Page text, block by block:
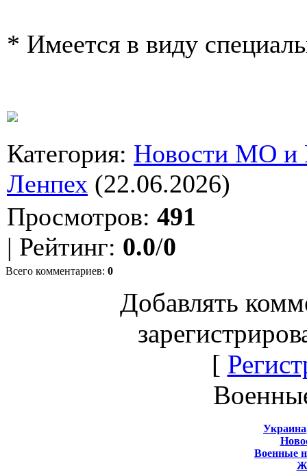
* Имеется в виду
Категория: Новости МО
Ленпех (22.06.2026)
Просмотров: 491
| Рейтинг: 0.0/0
Всего комментариев: 0
Добавлять
[
Военные